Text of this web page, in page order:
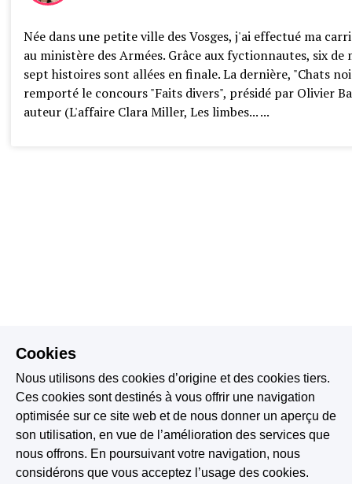
Née dans une petite ville des Vosges, j'ai effectué ma
au ministère des Armées. Grâce aux fyctionnautes, six de
sept histoires sont allées en finale. La dernière, "Chats
remporté le concours "Faits divers", présidé par Olivier
auteur (L'affaire Clara Miller, Les limbes... ...
Cookies
Nous utilisons des cookies d’origine et des cookies tiers.
Ces cookies sont destinés à vous offrir une navigation
optimisée sur ce site web et de nous donner un aperçu de
son utilisation, en vue de l’amélioration des services que
nous offrons. En poursuivant votre navigation, nous
considérons que vous acceptez l’usage des cookies.